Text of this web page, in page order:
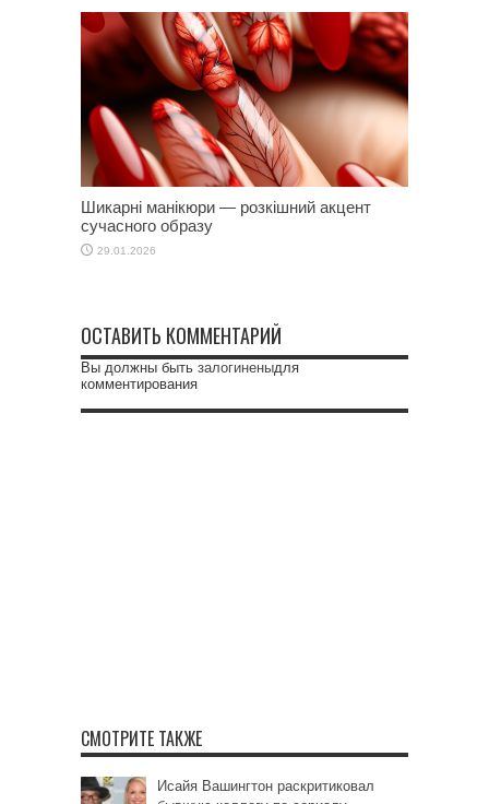
Шикарні манікюри — розкішний акцент
сучасного образу
29.01.2026
ОСТАВИТЬ КОММЕНТАРИЙ
Вы должны быть залогиненыдля
комментирования
СМОТРИТЕ ТАКЖЕ
Исайя Вашингтон раскритиковал